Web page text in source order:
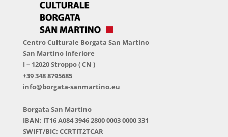
Centro Culturale Borgata San Martino
San Martino Inferiore
I – 12020 Stroppo ( CN )
+39 348 8795685
info@borgata-sanmartino.eu
Borgata San Martino
IBAN: IT16 A084 3946 2800 0003 0000 331
SWIFT/BIC: CCRTIT2TCAR